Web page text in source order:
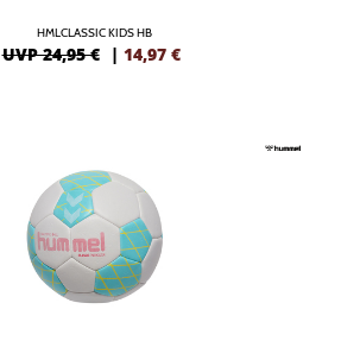
HMLCLASSIC KIDS HB
UVP 24,95 € | 14,97 €